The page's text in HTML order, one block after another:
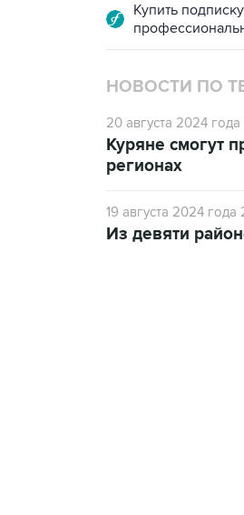
Купить
НОВОСТИ ПО
20 августа 2024 года
Куряне смогут
регионах
19 августа 2024 года
Из девяти